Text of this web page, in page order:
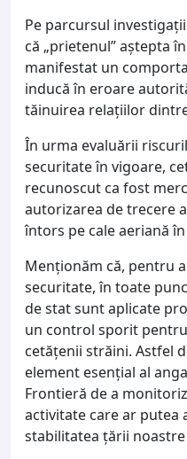
Pe parcursul
că „prietenul” aștepta
manifestat un
inducă în eroare
tăinuirea relațiilor
În urma evaluării
securitate în vigoare,
recunoscut ca fost
autorizarea de trecere
întors pe cale aeriană
Menționăm că, pentru
securitate, în toate
de stat sunt aplicate
un control sporit
cetățenii străini. Astfel
element esențial al
Frontieră de a
activitate care ar putea
stabilitatea țării